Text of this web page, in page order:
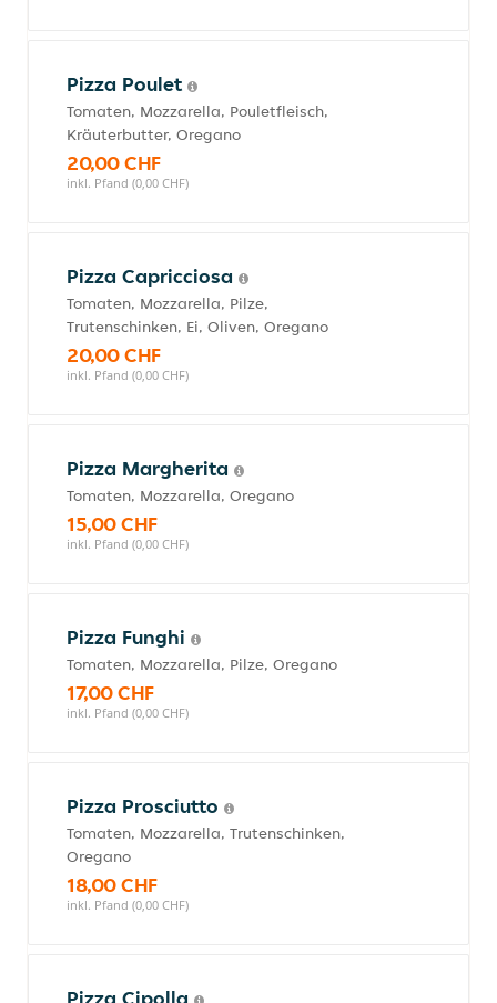
Pizza Poulet
Tomaten, Mozzarella, Pouletfleisch,
Kräuterbutter, Oregano
20,00 CHF
inkl. Pfand (0,00 CHF)
Pizza Capricciosa
Tomaten, Mozzarella, Pilze,
Trutenschinken, Ei, Oliven, Oregano
20,00 CHF
inkl. Pfand (0,00 CHF)
Pizza Margherita
Tomaten, Mozzarella, Oregano
15,00 CHF
inkl. Pfand (0,00 CHF)
Pizza Funghi
Tomaten, Mozzarella, Pilze, Oregano
17,00 CHF
inkl. Pfand (0,00 CHF)
Pizza Prosciutto
Tomaten, Mozzarella, Trutenschinken,
Oregano
18,00 CHF
inkl. Pfand (0,00 CHF)